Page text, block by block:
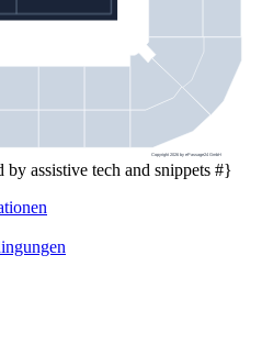
Copyright 2026 by ePassage24 GmbH
assistive tech and snippets #}